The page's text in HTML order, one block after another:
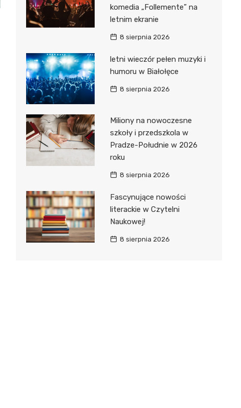
komedia „Follemente” na
letnim ekranie
8 sierpnia 2026
letni wieczór pełen muzyki i
humoru w Białołęce
8 sierpnia 2026
Miliony na nowoczesne
szkoły i przedszkola w
Pradze-Południe w 2026
roku
8 sierpnia 2026
Fascynujące nowości
literackie w Czytelni
Naukowej!
8 sierpnia 2026